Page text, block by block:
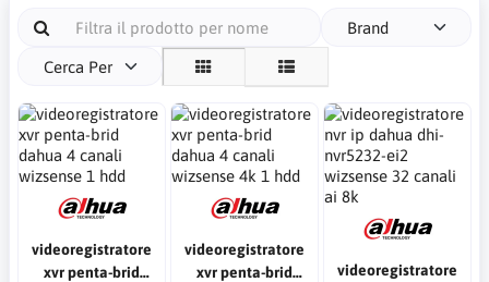
Brand
Cerca Per
videoregistratore
xvr penta-brid
videoregistratore
xvr penta-brid
videoregistratore